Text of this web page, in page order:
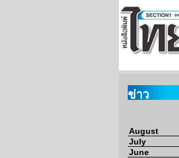
ข่าว
August
July
June